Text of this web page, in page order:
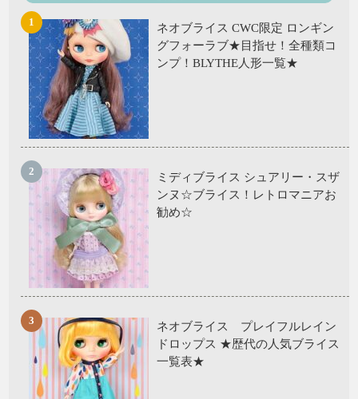
ネオブライス CWC限定 ロンギン
グフォーラブ★目指せ！全種類コ
ンプ！BLYTHE人形一覧★
ミディブライス シュアリー・スザ
ンヌ☆ブライス！レトロマニアお
勧め☆
ネオブライス プレイフルレイン
ドロップス ★歴代の人気ブライス
一覧表★